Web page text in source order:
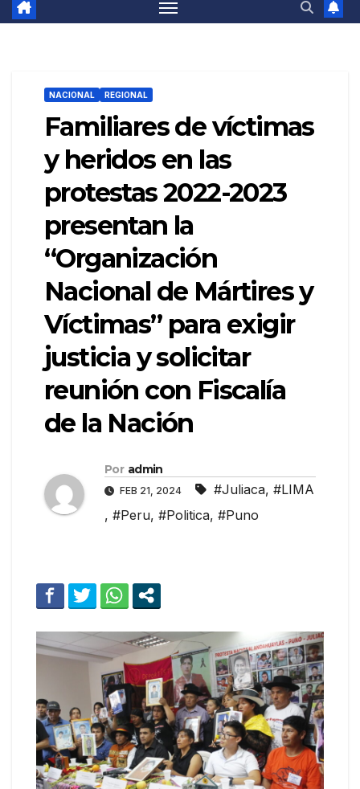
NACIONAL REGIONAL
Familiares de víctimas
y heridos en las
protestas 2022-2023
presentan la
“Organización
Nacional de Mártires y
Víctimas” para exigir
justicia y solicitar
reunión con Fiscalía
de la Nación
Por admin
FEB 21, 2024 #Juliaca, #LIMA
, #Peru, #Politica, #Puno